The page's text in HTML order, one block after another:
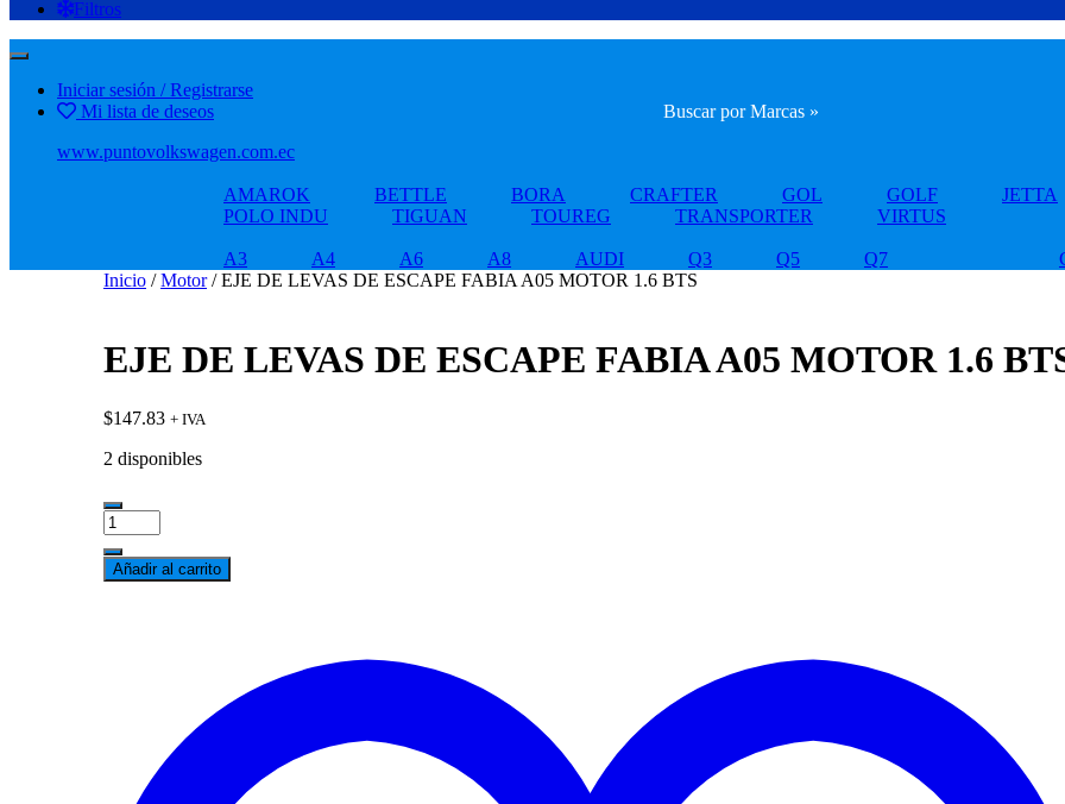
Filtros
Iniciar sesión / Registrarse
Mi lista de deseos
www.puntovolkswagen.com.ec
Buscar por Marcas »
AMAROK BETTLE BORA CRAFTER GOL GOLF JETTA
POLO INDU
TIGUAN TOUREG TRANSPORTER VIRTUS
A3 A4 A6 A8 AUDI Q3 Q5 Q7
Inicio /Motor/ EJE DE LEVAS DE ESCAPE FABIA A05 MOTOR 1.6 BTS
EJE DE LEVAS DE ESCAPE FABIA A05 MOTOR 1.6
$147.83 + IVA
2 disponibles
EJE
DE
LEVAS
DE
Añadir al carrito